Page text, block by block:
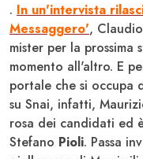
. In un'intervista
Messaggero',
mister per la
momento all'altro. E
portale che si occupa
su Snai, infatti,
rosa dei candidati ed
Stefano Pioli. Passa